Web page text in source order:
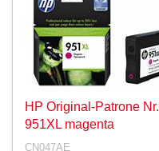
HP Original-Patrone Nr.
951XL magenta
CN047AE